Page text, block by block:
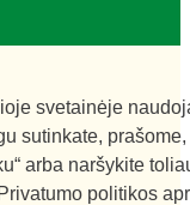
svetainėje
sutinkate, prašome,
arba naršykite
Privatumo politikos